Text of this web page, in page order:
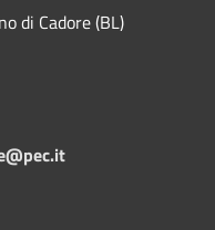
di Cadore (BL)